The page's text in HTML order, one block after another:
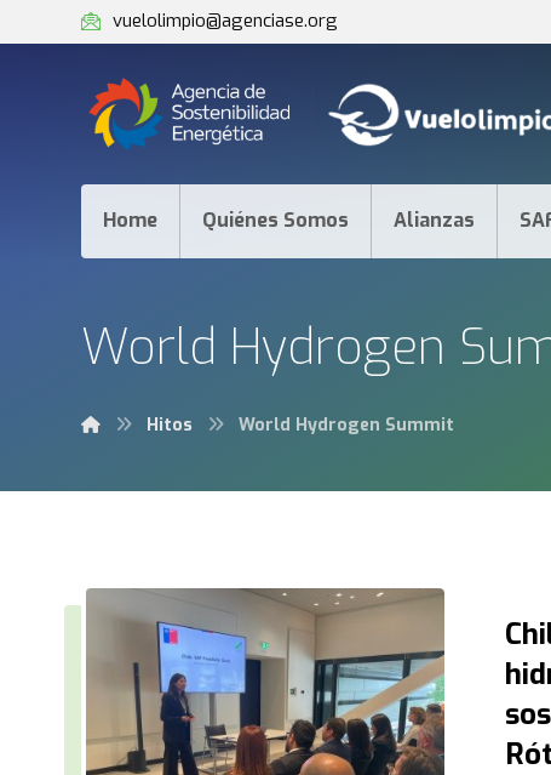
vuelolimpio@agenciase.org
Home Quiénes Somos Alianzas
World Hydrogen
Hitos World Hydrogen Summit